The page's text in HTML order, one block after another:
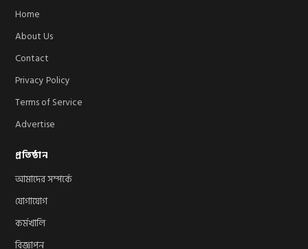
Home
About Us
Contact
Privacy Policy
Terms of Service
Advertise
প্রতিষ্ঠান
আমাদের সম্পর্কে
যোগাযোগ
কর্মখালি
বিজ্ঞাপন